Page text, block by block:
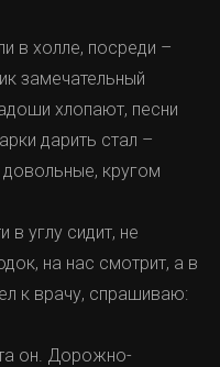
в холле, посреди –
замечательный
хлопают, песни
дарить стал –
кругом
в углу сидит, не
на нас смотрит, а в
к врачу, спрашиваю:
он. Дорожно-